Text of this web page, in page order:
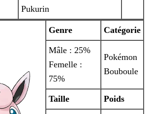
Pukurin
Genre Catégorie
Mâle : 25%
Femelle :
75%
Pokémon
Bouboule
Taille Poids